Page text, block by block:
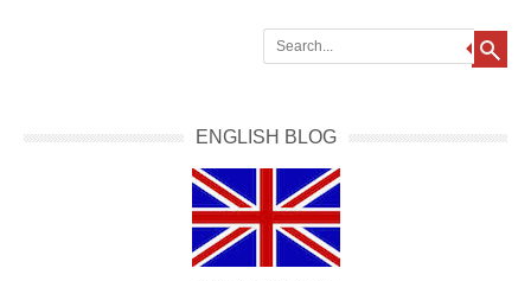
Search
ENGLISH BLOG